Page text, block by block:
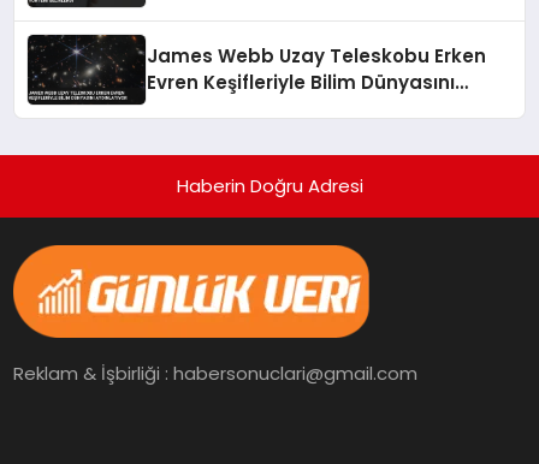
James Webb Uzay Teleskobu Erken
Evren Keşifleriyle Bilim Dünyasını
Haberin Doğru Adresi
Reklam & İşbirliği : habersonuclari@gmail.com